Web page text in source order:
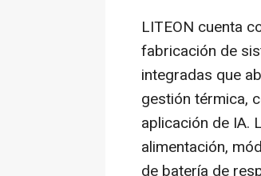
LITEON cuenta
fabricación de
integradas que
gestión térmica,
aplicación de IA.
alimentación,